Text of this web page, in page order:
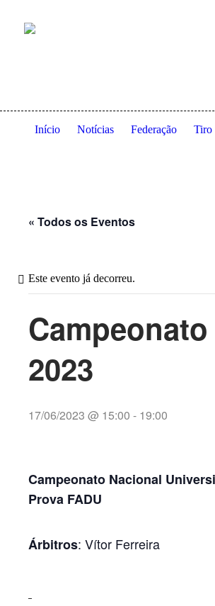
Início Notícias Federação Tiro
« Todos os Eventos
Este evento já decorreu.
2023
17/06/2023 @ 15:00 - 19:00
Campeonato Nacional
Prova FADU
Árbitros: Vítor Ferreira